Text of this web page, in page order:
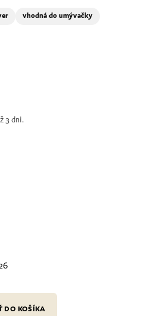
vhodná do umývačky
3 dni.
DO KOŠÍKA